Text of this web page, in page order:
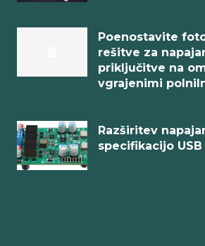
Poenostavite
rešitve za
priključitve na
vgrajenimi
Razširitev
specifikacijo USB